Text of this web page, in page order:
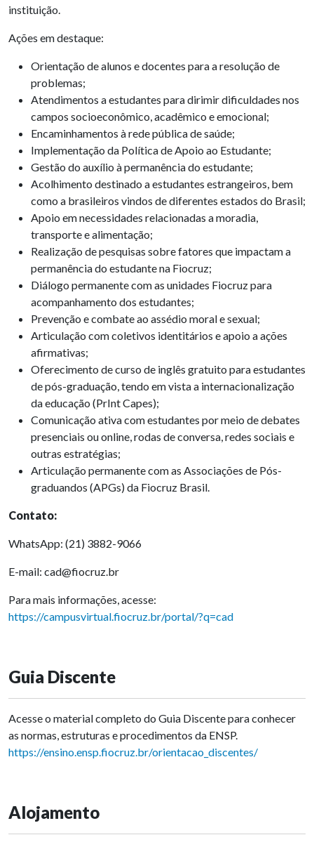
instituição.
Ações em destaque:
Orientação de alunos e docentes para a resolução de
problemas;
Atendimentos a estudantes para dirimir dificuldades nos
campos socioeconômico, acadêmico e emocional;
Encaminhamentos à rede pública de saúde;
Implementação da Política de Apoio ao Estudante;
Gestão do auxílio à permanência do estudante;
Acolhimento destinado a estudantes estrangeiros, bem
como a brasileiros vindos de diferentes estados do Brasil;
Apoio em necessidades relacionadas a moradia,
transporte e alimentação;
Realização de pesquisas sobre fatores que impactam a
permanência do estudante na Fiocruz;
Diálogo permanente com as unidades Fiocruz para
acompanhamento dos estudantes;
Prevenção e combate ao assédio moral e sexual;
Articulação com coletivos identitários e apoio a ações
afirmativas;
Oferecimento de curso de inglês gratuito para estudantes
de pós-graduação, tendo em vista a internacionalização
da educação (PrInt Capes);
Comunicação ativa com estudantes por meio de debates
presenciais ou online, rodas de conversa, redes sociais e
outras estratégias;
Articulação permanente com as Associações de Pós-
graduandos (APGs) da Fiocruz Brasil.
Contato:
WhatsApp: (21) 3882-9066
E-mail: cad@fiocruz.br
Para mais informações, acesse:
https://campusvirtual.fiocruz.br/portal/?q=cad
Guia Discente
Acesse o material completo do Guia Discente para conhecer
as normas, estruturas e procedimentos da ENSP.
https://ensino.ensp.fiocruz.br/orientacao_discentes/
Alojamento